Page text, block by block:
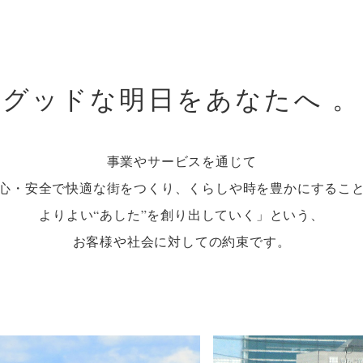
グッドな明日をあなたへ 。
事業やサービスを通じて
・安全で快適な街をつくり、
くらしや時を豊かにするこ
よりよい“あした”を創り出していく」という、
お客様や社会に対しての約束です。